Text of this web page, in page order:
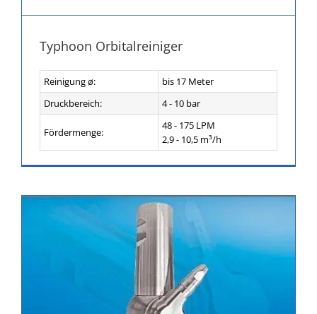
Typhoon Orbitalreiniger
Reinigung ø:
bis 17 Meter
Druckbereich:
4 - 10 bar
Fördermenge:
48 - 175 LPM
2,9 - 10,5 m³/h